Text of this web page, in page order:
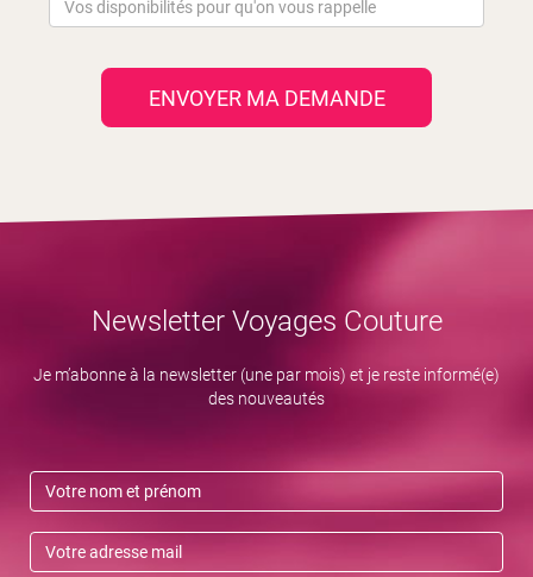
ENVOYER MA DEMANDE
Newsletter Voyages Couture
Je m’abonne à la newsletter (une par mois) et je reste informé(e)
des nouveautés